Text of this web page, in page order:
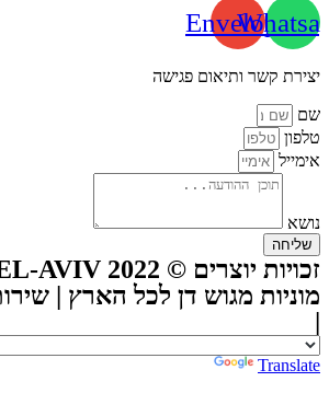
Envelope
יצירת קשר ותיאום פגישה
שם
טלפון
אימייל
נושא
שליחה
מוניות מגוש דן לכל הארץ |
|
Translate